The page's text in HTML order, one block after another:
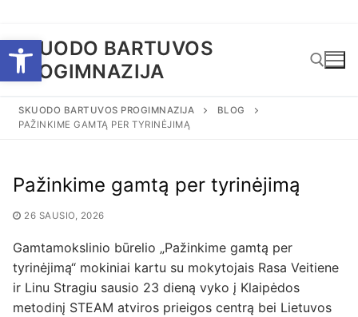
Open toolbar
prie
turinio
SKUODO BARTUVOS
PROGIMNAZIJA
Ieškoti:
SKUODO BARTUVOS PROGIMNAZIJA
BLOG
PAŽINKIME GAMTĄ PER TYRINĖJIMĄ
Pažinkime gamtą per tyrinėjimą
26 SAUSIO, 2026
Gamtamokslinio būrelio „Pažinkime gamtą per
tyrinėjimą“ mokiniai kartu su mokytojais Rasa Veitiene
ir Linu Stragiu sausio 23 dieną vyko į Klaipėdos
metodinį STEAM atviros prieigos centrą bei Lietuvos